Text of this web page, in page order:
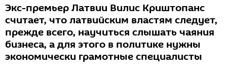
Экс-премьер Латвии Вилис Криштопанс
считает, что латвийским властям следует,
прежде всего, научиться слышать чаяния
бизнеса, а для этого в политике нужны
экономически грамотные специалисты